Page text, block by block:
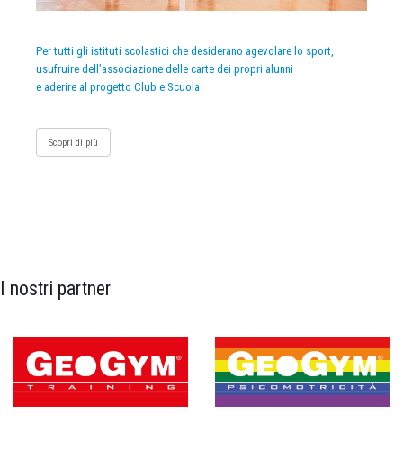
Per tutti gli istituti scolastici che desiderano agevolare lo sport,
usufruire dell’associazione delle carte dei propri alunni
e aderire al progetto Club e Scuola
Scopri di più
I nostri partner